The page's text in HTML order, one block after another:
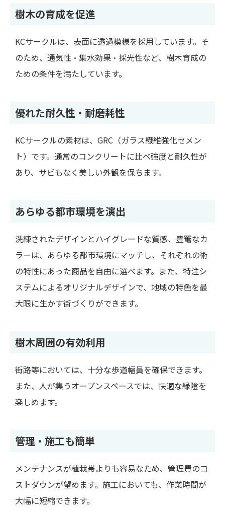
樹木の育成を促進
KCサークルは、表面に透過模様を採用しています。そ
のため、通気性・集水効果・採光性など、樹木育成の
ための条件を満たしています。
優れた耐久性・耐磨耗性
KCサークルの素材は、GRC（ガラス繊維強化セメン
ト）です。通常のコンクリートに比べ強度と耐久性が
あり、サビもなく美しい外観を保ちます。
あらゆる都市環境を演出
洗練されたデザインとハイグレードな質感、豊竃なカ
ラーは、あらゆる都市環境にマッチし、それぞれの術
の特性にあった商品を自由に選べます。また、特注シ
ステムによるオリジナルデザインで、地域の特色を最
大限に生かす街づくりができます。
樹木周囲の有効利用
街路等においては、十分な歩道幅員を確保できます。
また、人が集うオープンスペースでは、快適な緑陰を
楽しめます。
管理・施工も簡単
メンテナンスが植栽帯よりも容易なため、管理費のコ
ストダウンが望めます。施工においても、作業時間が
大幅に短縮できます。